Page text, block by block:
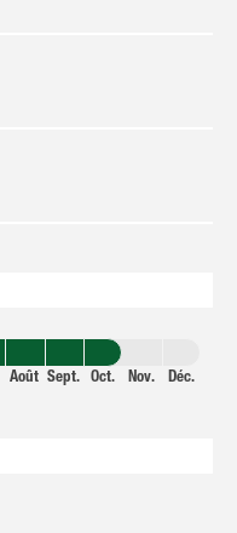
Août Sept. Oct. Nov. Déc.